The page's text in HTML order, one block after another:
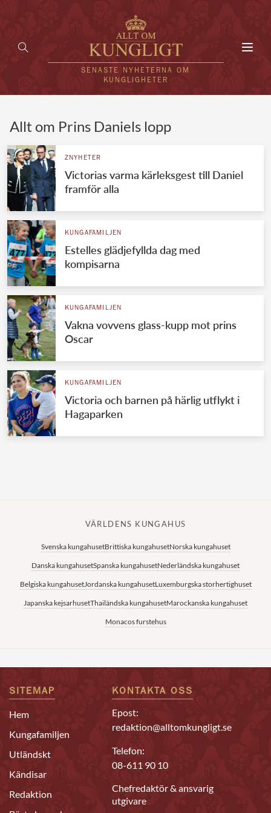
SENASTE NYHETERNA OM
KUNGLIGHETER
UTLÄNDSKT
VÄRLDENS KUNGAHUS
Svenska kungahuset
Brittiska kungahuset
Danska kungahuset
Spanska kungahuset
Jordanska kungahuset
Luxemburgska storhertighuset
Japanska kejsarhuset
REDAKTION
Allt om Prins Daniels lopp
ZNYHETER
Victorias varma kärleksgest till Daniel
framför alla
KUNGAFAMILJEN
Estelles glädjefyllda dag med
kompisarna
KUNGAFAMILJEN
Vakna vovvens glass-kupp mot prins
Oscar
KUNGAFAMILJEN
Victoria och barnen på härlig utflykt i
Hagaparken
VÄRLDENS KUNGAHUS
Svenska kungahusetBrittiska kungahusetNorska kungahuset
Danska kungahusetSpanska kungahusetNederländska kungahuset
Belgiska kungahusetJordanska kungahusetLuxemburgska storhertighuset
Japanska kejsarhusetThailändska kungahusetMarockanska kungahuset
Monacos furstehus
SITEMAP
Hem
Kungafamiljen
Utländskt
Kändisar
Redaktion
KONTAKTA OSS
Epost:
redaktion@alltomkungligt.se
Telefon:
08-611 90 10
Chefredaktör & ansvarig
utgivare